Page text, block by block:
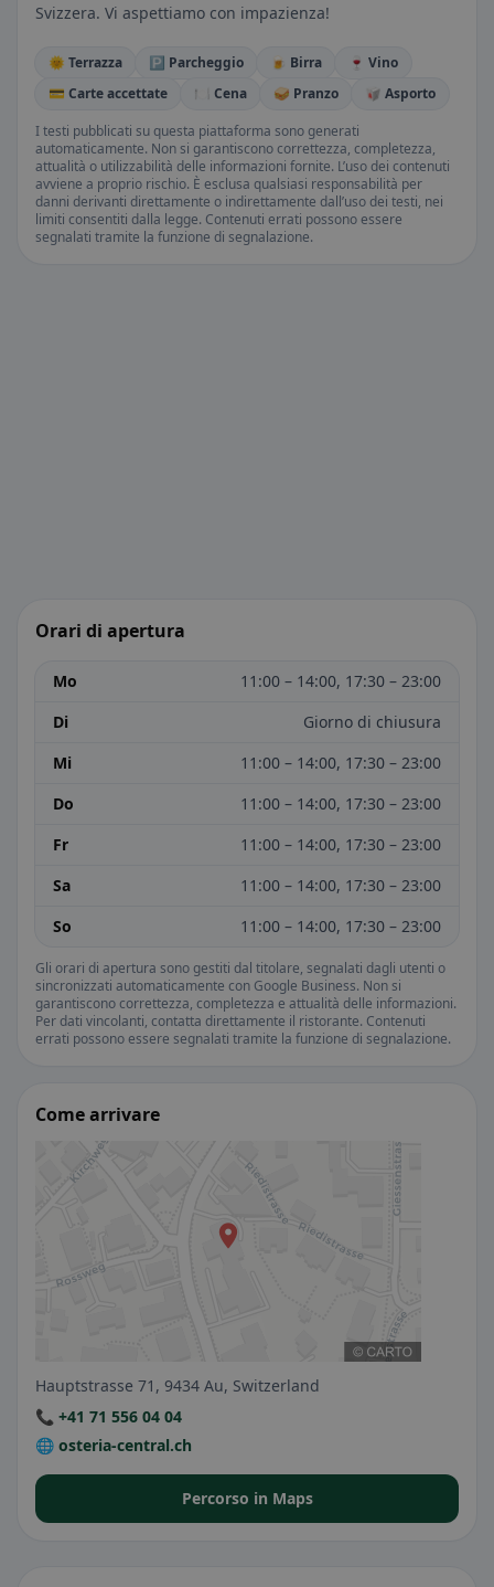
Svizzera. Vi aspettiamo con impazienza!
🌞 Terrazza 🅿️ Parcheggio 🍺 Birra
🍷 Vino
💳 Carte accettate
🍽️ Cena 🥪 Pranzo
🥡 Asporto
I testi pubblicati su questa piattaforma sono generati
automaticamente. Non si garantiscono correttezza, completezza,
attualità o utilizzabilità delle informazioni fornite. L’uso dei contenuti
avviene a proprio rischio. È esclusa qualsiasi responsabilità per
danni derivanti direttamente o indirettamente dall’uso dei testi, nei
limiti consentiti dalla legge. Contenuti errati possono essere
segnalati tramite la funzione di segnalazione.
Orari di apertura
Mo
11:00 – 14:00, 17:30 – 23:00
Di
Giorno di chiusura
Mi
11:00 – 14:00, 17:30 – 23:00
Do
11:00 – 14:00, 17:30 – 23:00
Fr
11:00 – 14:00, 17:30 – 23:00
Sa
11:00 – 14:00, 17:30 – 23:00
So
11:00 – 14:00, 17:30 – 23:00
Gli orari di apertura sono gestiti dal titolare, segnalati dagli utenti o
sincronizzati automaticamente con Google Business. Non si
garantiscono correttezza, completezza e attualità delle informazioni.
Per dati vincolanti, contatta direttamente il ristorante. Contenuti
errati possono essere segnalati tramite la funzione di segnalazione.
Come arrivare
Hauptstrasse 71, 9434 Au, Switzerland
📞 +41 71 556 04 04
🌐 osteria-central.ch
Percorso in Maps